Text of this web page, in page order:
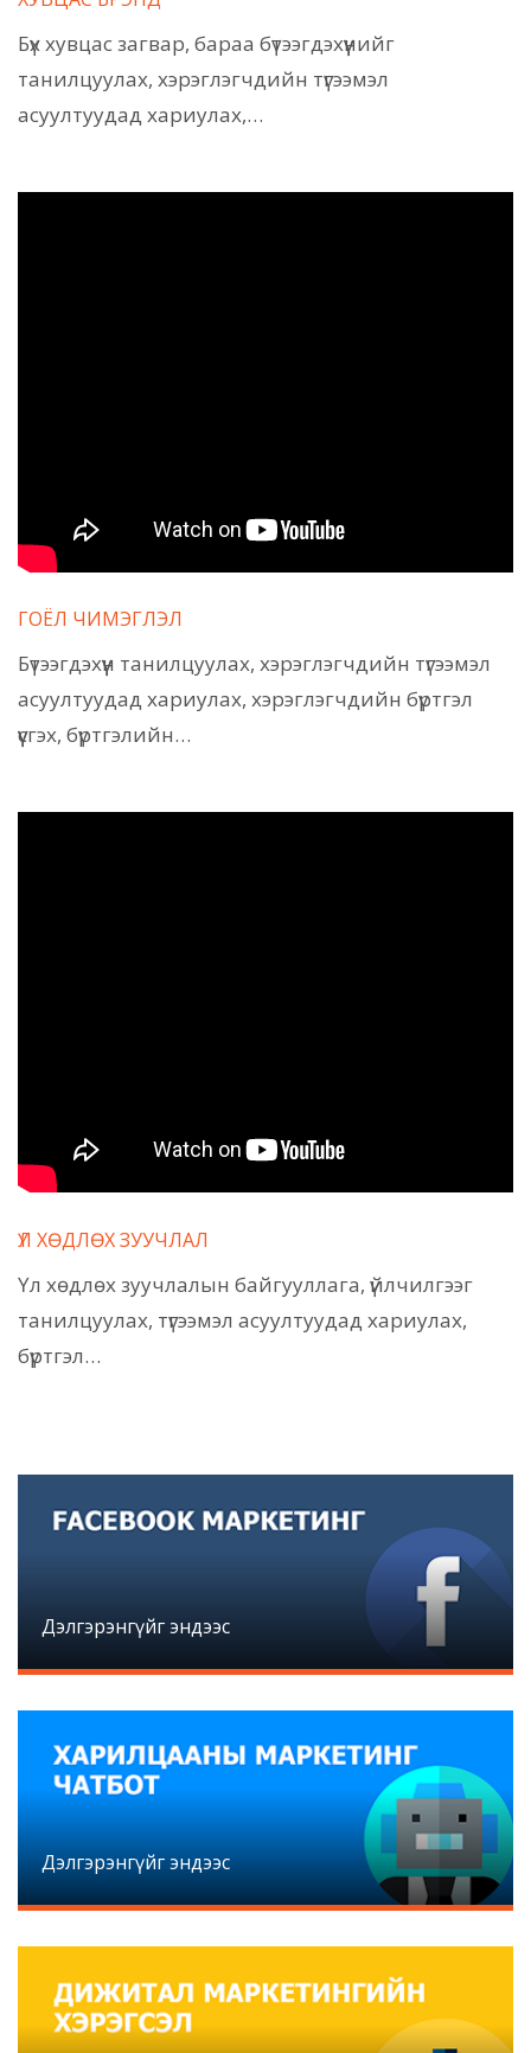
Бүх хувцас загвар, бараа бүтээгдэхүүнийг
танилцуулах, хэрэглэгчдийн түгээмэл
асуултуудад хариулах,…
ГОЁЛ ЧИМЭГЛЭЛ
Бүтээгдэхүүн танилцуулах, хэрэглэгчдийн түгээмэл
асуултуудад хариулах, хэрэглэгчдийн бүртгэл
үүсгэх, бүртгэлийн…
ҮЛ ХӨДЛӨХ ЗУУЧЛАЛ
Үл хөдлөх зуучлалын байгууллага, үйлчилгээг
танилцуулах, түгээмэл асуултуудад хариулах,
бүртгэл…
Дэлгэрэнгүйг эндээс
Дэлгэрэнгүйг эндээс